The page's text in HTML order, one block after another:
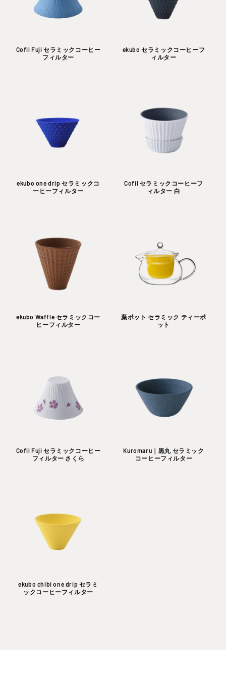
Cofil Fuji セラミックコーヒー
フィルター
ekubo セラミックコーヒーフ
ィルター
ekubo one drip セラミックコ
ーヒーフィルター
Cofil セラミックコーヒーフ
ィルター 白
ekubo Waffle セラミックコー
ヒーフィルター
葉ポット セラミック ティーポ
ット
Cofil Fuji セラミックコーヒー
フィルター さくら
Kuromaru｜黒丸 セラミック
コーヒーフィルター
ekubo chibi one drip セラミ
ックコーヒーフィルター